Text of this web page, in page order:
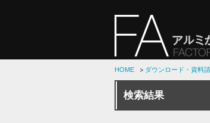
HOME ダウンロード・資料
検索結果